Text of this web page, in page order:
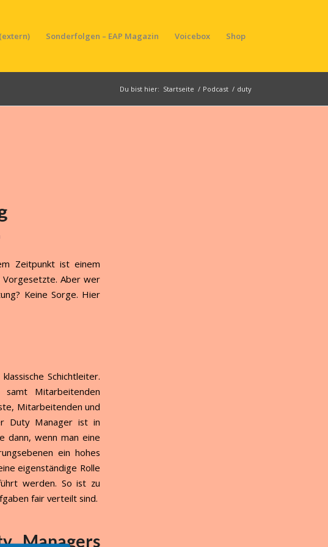
Sonderfolgen – EAP Magazin Voicebox Shop
Du bist hier: Startseite / Podcast / duty
Zeitpunkt ist einem
Vorgesetzte. Aber wer
Keine Sorge. Hier
Schichtleiter.
samt Mitarbeitenden
Mitarbeitenden und
Duty Manager ist in
dann, wenn man eine
ein hohes
eigenständige Rolle
werden. So ist zu
fair verteilt sind.
Managers